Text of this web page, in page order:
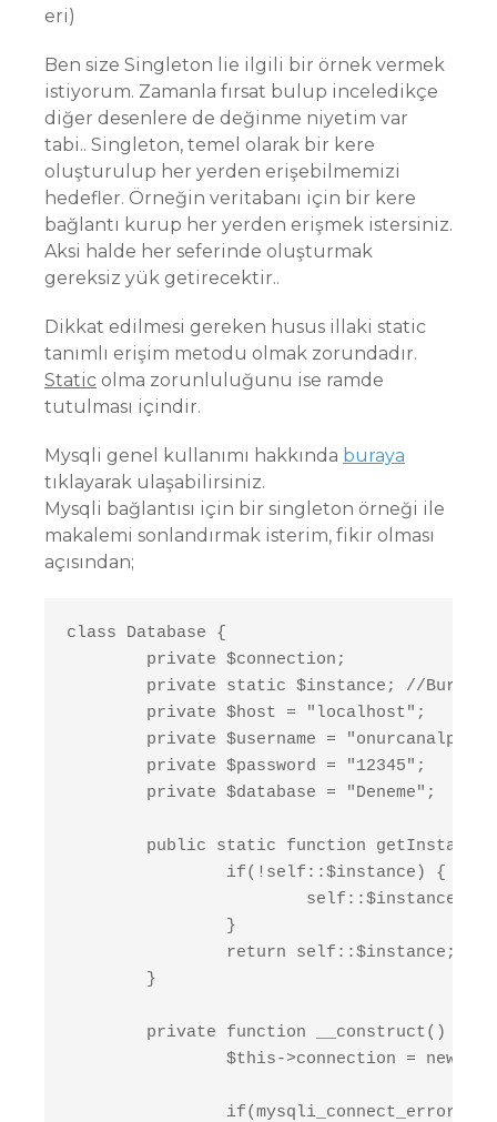
eri)
Ben size Singleton lie ilgili bir örnek vermek
istiyorum. Zamanla fırsat bulup inceledikçe
diğer desenlere de değinme niyetim var
tabi.. Singleton, temel olarak bir kere
oluşturulup her yerden erişebilmemizi
hedefler. Örneğin veritabanı için bir kere
bağlantı kurup her yerden erişmek istersiniz.
Aksi halde her seferinde oluşturmak
gereksiz yük getirecektir..
Dikkat edilmesi gereken husus illaki static
tanımlı erişim metodu olmak zorundadır.
Static olma zorunluluğunu ise ramde
tutulması içindir.
Mysqli genel kullanımı hakkında buraya
tıklayarak ulaşabilirsiniz.
Mysqli bağlantısı için bir singleton örneği ile
makalemi sonlandırmak isterim, fikir olması
açısından;
class Database {